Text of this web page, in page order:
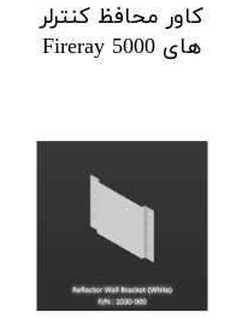
کاور محافظ کنترلر
های Fireray 5000